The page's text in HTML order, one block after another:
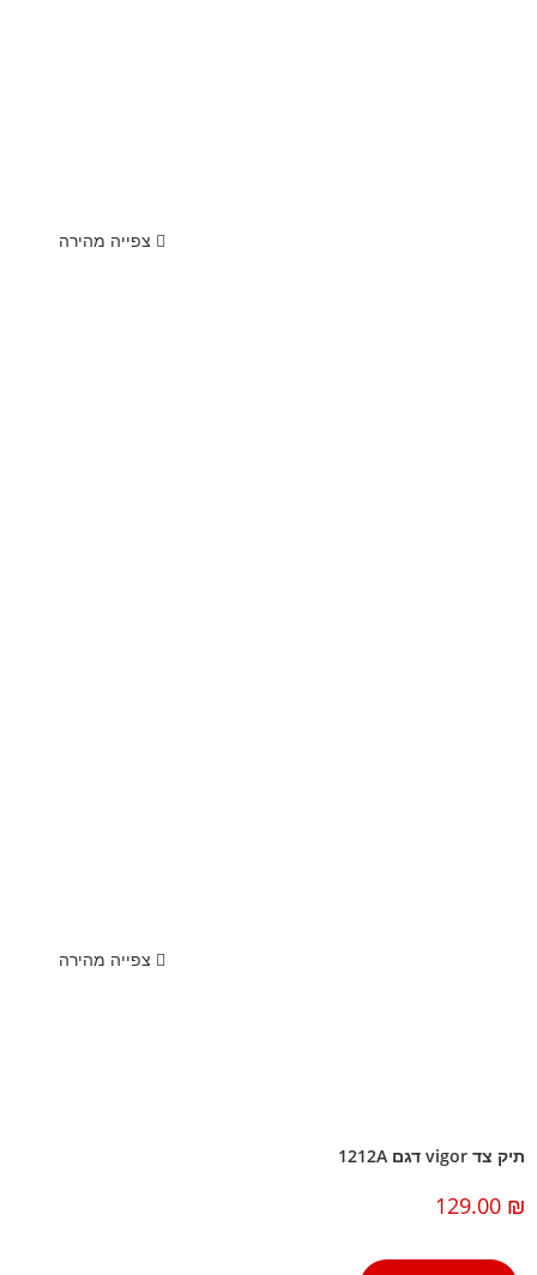
צפייה מהירה
צפייה מהירה
תיק צד vigor דגם 1212A
129.00 ₪